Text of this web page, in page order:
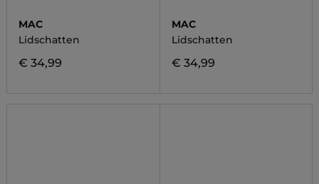
MAC
Lidschatten
€ 34,99
MAC
Lidschatten
€ 34,99